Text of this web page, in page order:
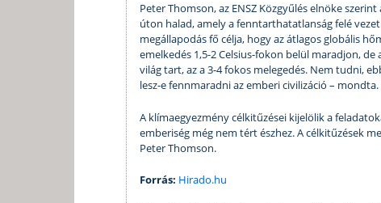
Peter Thomson, az ENSZ Közgyűlés elnöke szerint
úton halad, amely a fenntarthatatlanság felé
megállapodás fő célja, hogy az átlagos globális
emelkedés 1,5-2 Celsius-fokon belül maradjon, de
világ tart, az a 3-4 fokos melegedés. Nem tudni,
lesz-e fennmaradni az emberi civilizáció – mondta.
A klímaegyezmény célkitűzései kijelölik a
emberiség még nem tért észhez. A célkitűzések
Peter Thomson.
Forrás: Hirado.hu